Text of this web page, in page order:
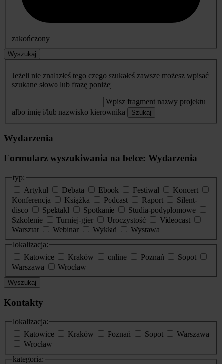
zakończony
Wyszukaj
Jeżeli nie znalazłeś tego czego szukałeś zawsze możesz wpisać
szukane słowo lub frazę poniżej
Wpisz fragment nazwy projektu
albo imię i/lub nazwisko kierownika
Szukaj
Wydarzenia
Formularz wyszukiwania na belce: Wydarzenia
typ:
Artykuł
Debata Ebook Festiwal
Koncert
Konferencja
Książka Podcast Raport
Silent-
disco
Spektakl Spotkanie
Studia-podyplomowe
Szkolenie
Turniej-gier Uroczystość
Videocast
Warsztat
Webinar Wykład
Wystawa
lokalizacja:
Katowice
Kraków online Poznań
Sopot
Warszawa
Wrocław
Wyszukaj
Kontakty
lokalizacja:
Katowice
Kraków Poznań Sopot
Warszawa
Wrocław
kategoria: